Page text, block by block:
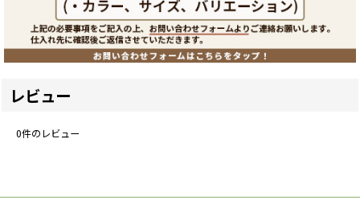
レビュー
0件のレビュー